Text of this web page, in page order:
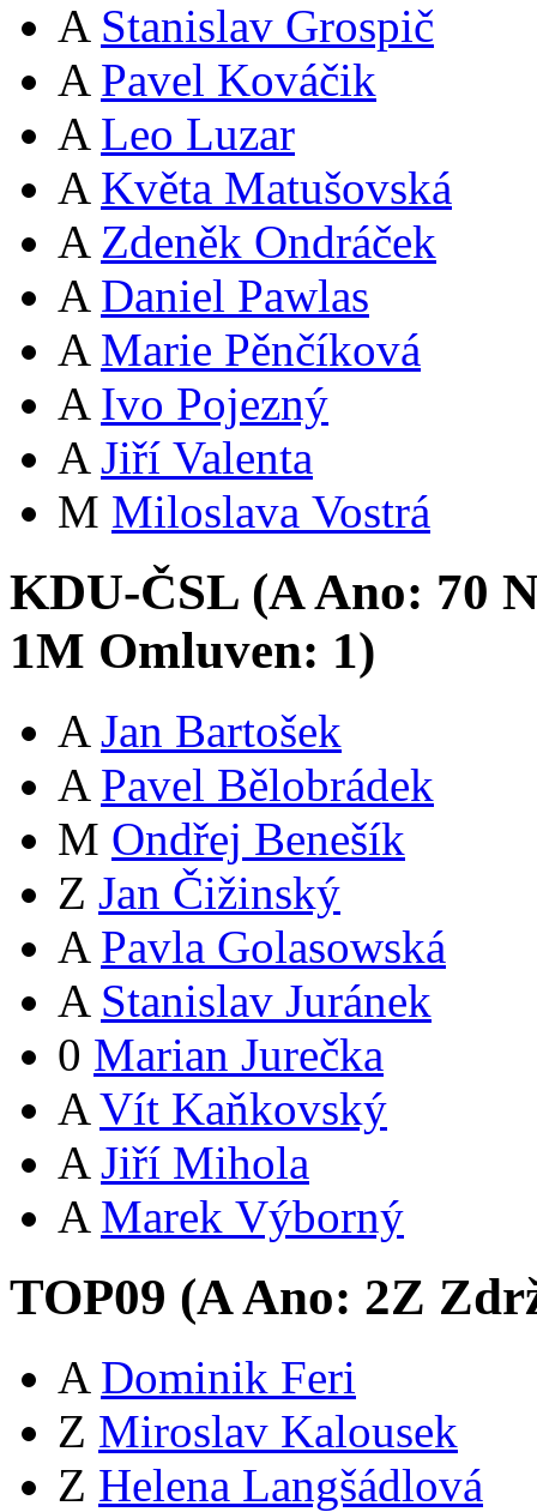
A Stanislav Grospič
A Pavel Kováčik
A Leo Luzar
A Květa Matušovská
A Zdeněk Ondráček
A Daniel Pawlas
A Marie Pěnčíková
A Ivo Pojezný
A Jiří Valenta
M Miloslava Vostrá
KDU-ČSL (AAno: 70
1M Omluven: 1)
A Jan Bartošek
A Pavel Bělobrádek
M Ondřej Benešík
Z Jan Čižinský
A Pavla Golasowská
A Stanislav Juránek
0 Marian Jurečka
A Vít Kaňkovský
A Jiří Mihola
A Marek Výborný
TOP09 (AAno: 2Z
A Dominik Feri
Z Miroslav Kalousek
Z Helena Langšádlová